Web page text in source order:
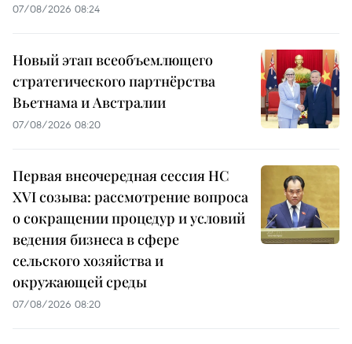
07/08/2026 08:24
Новый этап всеобъемлющего
стратегического партнёрства
Вьетнама и Австралии
07/08/2026 08:20
Первая внеочередная сессия НС
XVI созыва: рассмотрение вопроса
о сокращении процедур и условий
ведения бизнеса в сфере
сельского хозяйства и
окружающей среды
07/08/2026 08:20